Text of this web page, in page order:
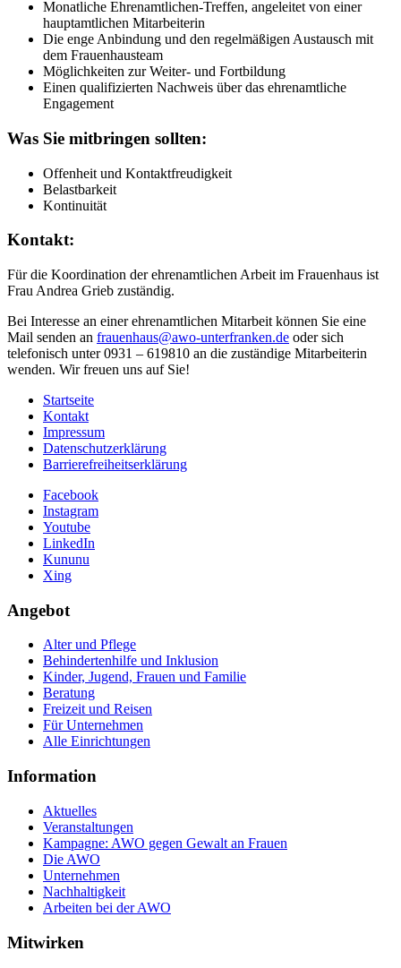
Monatliche Ehrenamtlichen-Treffen, angeleitet von einer
hauptamtlichen Mitarbeiterin
Die enge Anbindung und den regelmäßigen Austausch mit
dem Frauenhausteam
Möglichkeiten zur Weiter- und Fortbildung
Einen qualifizierten Nachweis über das ehrenamtliche
Engagement
Was Sie mitbringen sollten:
Offenheit und Kontaktfreudigkeit
Belastbarkeit
Kontinuität
Kontakt:
Für die Koordination der ehrenamtlichen Arbeit im Frauenhaus ist
Frau Andrea Grieb zuständig.
Bei Interesse an einer ehrenamtlichen Mitarbeit können Sie eine
Mail senden an frauenhaus@awo-unterfranken.de oder sich
telefonisch unter 0931 – 619810 an die zuständige Mitarbeiterin
wenden. Wir freuen uns auf Sie!
Startseite
Kontakt
Impressum
Datenschutzerklärung
Barrierefreiheitserklärung
Facebook
Instagram
Youtube
LinkedIn
Kununu
Xing
Angebot
Alter und Pflege
Behindertenhilfe und Inklusion
Kinder, Jugend, Frauen und Familie
Beratung
Freizeit und Reisen
Für Unternehmen
Alle Einrichtungen
Information
Aktuelles
Veranstaltungen
Kampagne: AWO gegen Gewalt an Frauen
Die AWO
Unternehmen
Nachhaltigkeit
Arbeiten bei der AWO
Mitwirken